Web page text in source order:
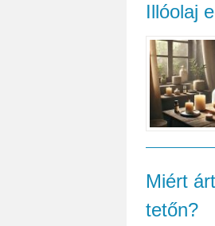
Illóolaj
Miért
tetőn?